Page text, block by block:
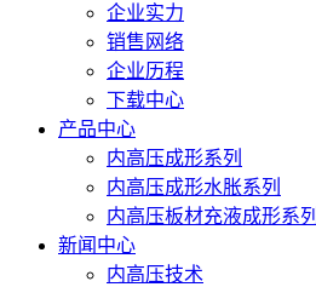
企业实力
销售网络
企业历程
下载中心
产品中心
内高压成形系列
内高压成形水胀系列
内高压板材充液成形系列
新闻中心
内高压技术